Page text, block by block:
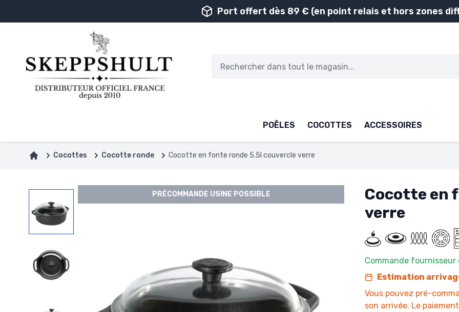
Port offert dès 89 € (en point relais et hors zones
POÊLES COCOTTES ACCESSOIRES
Cocottes Cocotte ronde Cocotte en fonte ronde 5.5l couvercle verre
PRÉCOMMANDE USINE POSSIBLE
Cocotte en
verre
Commande fournisseur
Estimation
Vous pouvez pré-
son arrivée. Le